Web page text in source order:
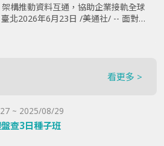
構推動資料互通，協助企業接軌全球
北2026年6月23日 /美通社/ -- 面對歐
看更多 >
~ 2025/08/29
查3日種子班